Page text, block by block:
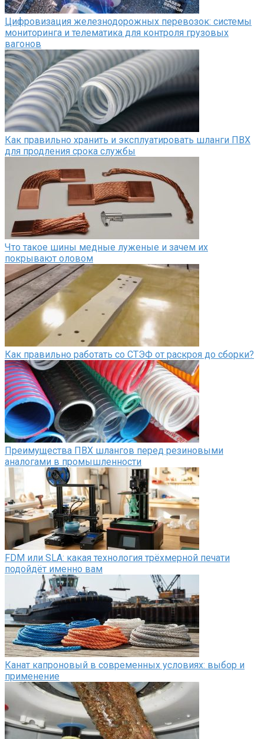
Цифровизация железнодорожных перевозок: системы
мониторинга и телематика для контроля грузовых
вагонов
Как правильно хранить и эксплуатировать шланги ПВХ
для продления срока службы
Что такое шины медные луженые и зачем их
покрывают оловом
Как правильно работать со СТЭФ от раскроя до сборки?
Преимущества ПВХ шлангов перед резиновыми
аналогами в промышленности
FDM или SLA: какая технология трёхмерной печати
подойдёт именно вам
Канат капроновый в современных условиях: выбор и
применение